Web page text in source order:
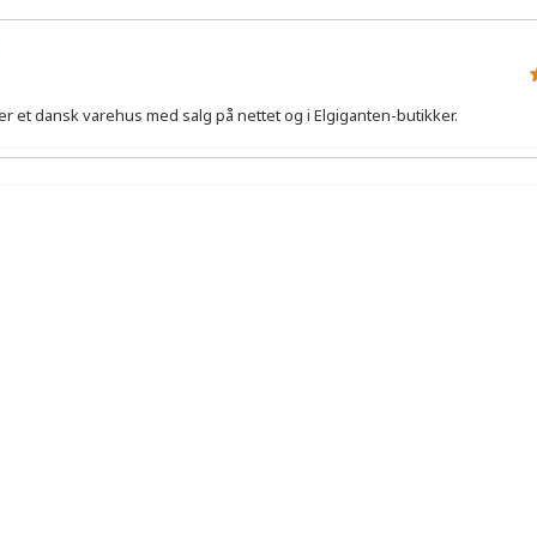
et dansk varehus med salg på nettet og i Elgiganten-butikker.